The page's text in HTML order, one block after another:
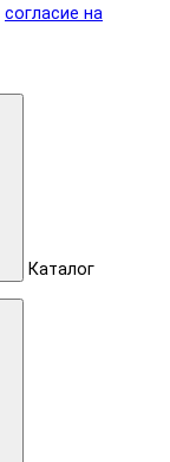
согласие на
Каталог